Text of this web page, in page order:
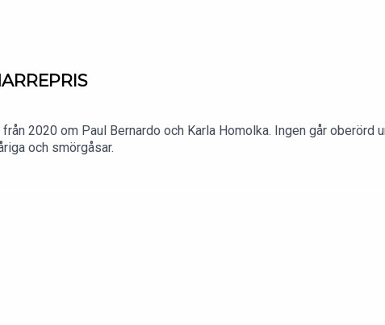
2020 om Paul Bernardo och Karla Homolka. Ingen går oberörd
och smörgåsar.